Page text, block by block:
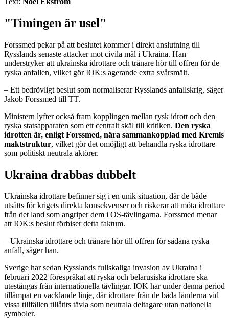
"Timingen är usel"
Forssmed pekar på att beslutet kommer i direkt anslutning till
Rysslands senaste attacker mot civila mål i Ukraina. Han
understryker att ukrainska idrottare och tränare hör till offren för de
ryska anfallen, vilket gör IOK:s agerande extra svårsmält.
– Ett bedrövligt beslut som normaliserar Rysslands anfallskrig, säger
Jakob Forssmed till TT.
Ministern lyfter också fram kopplingen mellan rysk idrott och den
ryska statsapparaten som ett centralt skäl till kritiken. Den ryska
idrotten är, enligt Forssmed, nära sammankopplad med Kremls
maktstruktur, vilket gör det omöjligt att behandla ryska idrottare
som politiskt neutrala aktörer.
Ukraina drabbas dubbelt
Ukrainska idrottare befinner sig i en unik situation, där de både
utsätts för krigets direkta konsekvenser och riskerar att möta idrottare
från det land som angriper dem i OS-tävlingarna. Forssmed menar
att IOK:s beslut förbiser detta faktum.
– Ukrainska idrottare och tränare hör till offren för sådana ryska
anfall, säger han.
Sverige har sedan Rysslands fullskaliga invasion av Ukraina i
februari 2022 förespråkat att ryska och belarusiska idrottare ska
utestängas från internationella tävlingar. IOK har under denna period
tillämpat en vacklande linje, där idrottare från de båda länderna vid
vissa tillfällen tillåtits tävla som neutrala deltagare utan nationella
symboler.